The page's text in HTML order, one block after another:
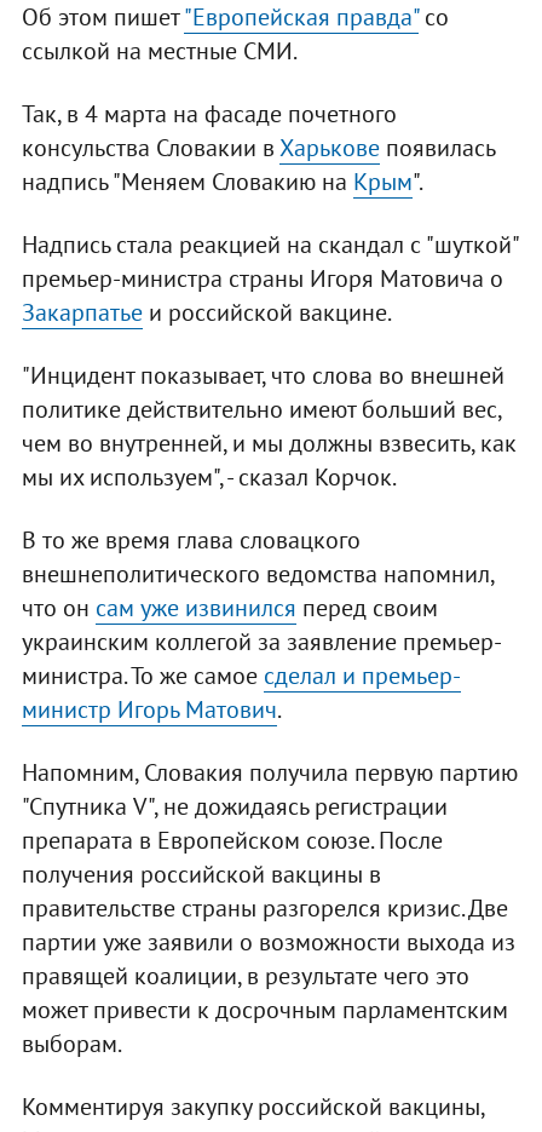
Об этом пишет"Европейская правда"со
ссылкой на местные СМИ.
Так, в 4 марта на фасаде почетного
консульства Словакии вХарьковепоявилась
надпись "Меняем Словакию на Крым".
Надпись стала реакцией на скандал с "шуткой"
премьер-министра страны Игоря Матовича о
Закарпатьеи российской вакцине.
"Инцидент показывает, что слова во внешней
политике действительно имеют больший вес,
чем во внутренней, и мы должны взвесить, как
мы их используем", - сказал Корчок.
В то же время глава словацкого
внешнеполитического ведомства напомнил,
что он сам уже извинился перед своим
украинским коллегой за заявление премьер-
министра. То же самое сделал и премьер-
министр Игорь Матович.
Напомним, Словакия получила первую партию
"Спутника V", не дожидаясь регистрации
препарата в Европейском союзе. После
получения российской вакцины в
правительстве страны разгорелся кризис. Две
партии уже заявили о возможности выхода из
правящей коалиции, в результате чего это
может привести к досрочным парламентским
выборам.
Комментируя закупку российской вакцины,